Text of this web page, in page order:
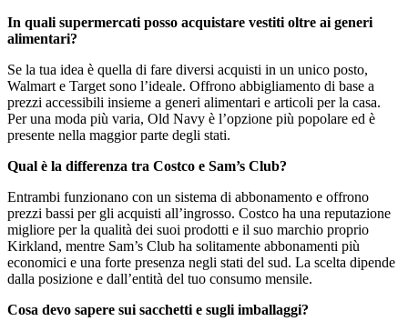
In quali supermercati posso acquistare vestiti oltre ai generi
alimentari?
Se la tua idea è quella di fare diversi acquisti in un unico posto,
Walmart e Target sono l’ideale. Offrono abbigliamento di base a
prezzi accessibili insieme a generi alimentari e articoli per la casa.
Per una moda più varia, Old Navy è l’opzione più popolare ed è
presente nella maggior parte degli stati.
Qual è la differenza tra Costco e Sam’s Club?
Entrambi funzionano con un sistema di abbonamento e offrono
prezzi bassi per gli acquisti all’ingrosso. Costco ha una reputazione
migliore per la qualità dei suoi prodotti e il suo marchio proprio
Kirkland, mentre Sam’s Club ha solitamente abbonamenti più
economici e una forte presenza negli stati del sud. La scelta dipende
dalla posizione e dall’entità del tuo consumo mensile.
Cosa devo sapere sui sacchetti e sugli imballaggi?